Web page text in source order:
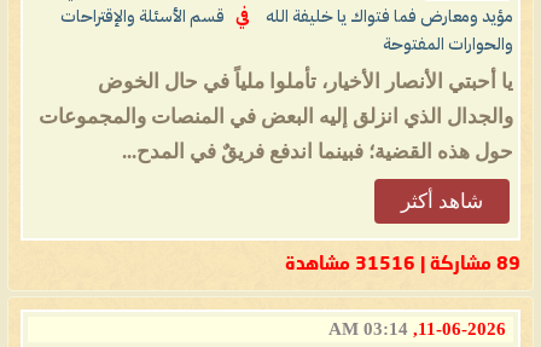
مؤيد ومعارض فما فتواك يا خليفة الله
في
قسم الأسئلة والإقتراحات
والحوارات المفتوحة
يا أحبتي الأنصار الأخيار، تأملوا ملياً في حال الخوض
والجدال الذي انزلق إليه البعض في المنصات والمجموعات
حول هذه القضية؛ فبينما اندفع فريقٌ في المدح...
شاهد أكثر
89 مشاركة | 31516 مشاهدة
11-06-2026,
03:14 AM